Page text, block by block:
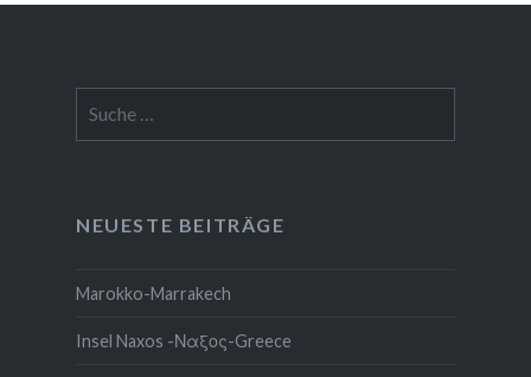
nach:
NEUESTE BEITRÄGE
Marokko-Marrakech
Insel Naxos -Ναξος-Greece